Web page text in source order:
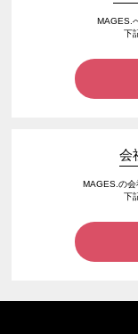
MAGES.
下
会
MAGES.の会
下